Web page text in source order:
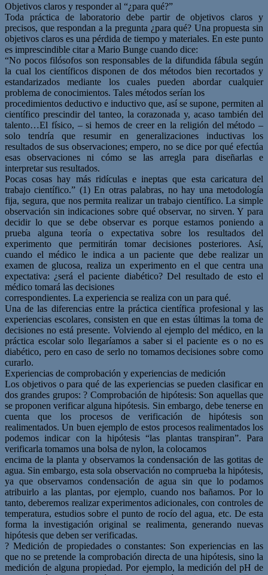
Objetivos claros y responder al “¿para qué?”
Toda práctica de laboratorio debe partir de objetivos claros y
precisos, que respondan a la pregunta ¿para qué? Una propuesta sin
objetivos claros es una pérdida de tiempo y materiales. En este punto
es imprescindible citar a Mario Bunge cuando dice:
“No pocos filósofos son responsables de la difundida fábula según
la cual los científicos disponen de dos métodos bien recortados y
estandarizados mediante los cuales pueden abordar cualquier
problema de conocimientos. Tales métodos serían los
procedimientos deductivo e inductivo que, así se supone, permiten al
científico prescindir del tanteo, la corazonada y, acaso también del
talento…El físico, – si hemos de creer en la religión del método –
solo tendría que resumir en generalizaciones inductivas los
resultados de sus observaciones; empero, no se dice por qué efectúa
esas observaciones ni cómo se las arregla para diseñarlas e
interpretar sus resultados.
Pocas cosas hay más ridículas e ineptas que esta caricatura del
trabajo científico.” (1) En otras palabras, no hay una metodología
fija, segura, que nos permita realizar un trabajo científico. La simple
observación sin indicaciones sobre qué observar, no sirven. Y para
decidir lo que se debe observar es porque estamos poniendo a
prueba alguna teoría o expectativa sobre los resultados del
experimento que permitirán tomar decisiones posteriores. Así,
cuando el médico le indica a un paciente que debe realizar un
examen de glucosa, realiza un experimento en el que centra una
expectativa: ¿será el paciente diabético? Del resultado de esto el
médico tomará las decisiones
correspondientes. La experiencia se realiza con un para qué.
Una de las diferencias entre la práctica científica profesional y las
experiencias escolares, consisten en que en estas últimas la toma de
decisiones no está presente. Volviendo al ejemplo del médico, en la
práctica escolar solo llegaríamos a saber si el paciente es o no es
diabético, pero en caso de serlo no tomamos decisiones sobre como
curarlo.
Experiencias de comprobación y experiencias de medición
Los objetivos o para qué de las experiencias se pueden clasificar en
dos grandes grupos: ? Comprobación de hipótesis: Son aquellas que
se proponen verificar alguna hipótesis. Sin embargo, debe tenerse en
cuenta que los procesos de verificación de hipótesis son
realimentados. Un buen ejemplo de estos procesos realimentados los
podemos indicar con la hipótesis “las plantas transpiran”. Para
verificarla tomamos una bolsa de nylon, la colocamos
encima de la planta y observamos la condensación de las gotitas de
agua. Sin embargo, esta sola observación no comprueba la hipótesis,
ya que observamos condensación de agua sin que lo podamos
atribuirlo a las plantas, por ejemplo, cuando nos bañamos. Por lo
tanto, deberemos realizar experimentos adicionales, con controles de
temperatura, estudios sobre el punto de rocío del agua, etc. De esta
forma la investigación original se realimenta, generando nuevas
hipótesis que deben ser verificadas.
? Medición de propiedades o constantes: Son experiencias en las
que no se pretende la comprobación directa de una hipótesis, sino la
medición de alguna propiedad. Por ejemplo, la medición del pH de